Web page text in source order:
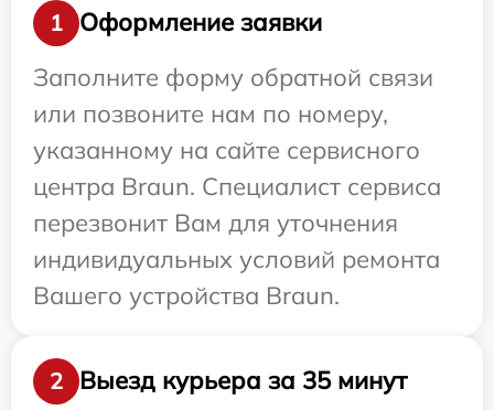
1
Оформление заявки
Заполните форму обратной связи
или позвоните нам по номеру,
указанному на сайте сервисного
центра Braun. Специалист сервиса
перезвонит Вам для уточнения
индивидуальных условий ремонта
Вашего устройства Braun.
2 Выезд курьера за 35 минут